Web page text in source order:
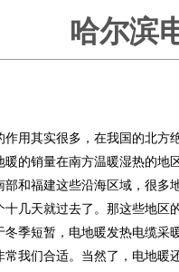
哈尔滨
其实很多，在我国的北方绝
暖的销量在南方温暖湿热的地
福建这些沿海区域，很多地
十几天就过去了。那这些地区
冬季短暂，电地暖发热电缆采
常我们合适。当然了，电地暖